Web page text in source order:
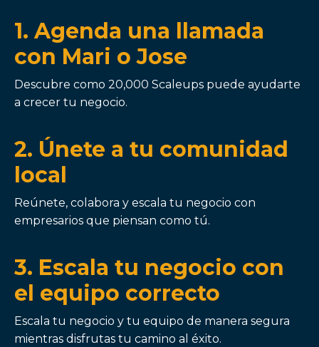
1. Agenda una llamada
con Mari o Jose
Descubre como 20,000 Scaleups puede ayudarte
a crecer tu negocio.
2. Únete a tu comunidad
local
Reúnete, colabora y escala tu negocio con
empresarios que piensan como tú.
3. Escala tu negocio con
el equipo correcto
Escala tu negocio y tu equipo de manera segura
mientras disfrutas tu camino al éxito.